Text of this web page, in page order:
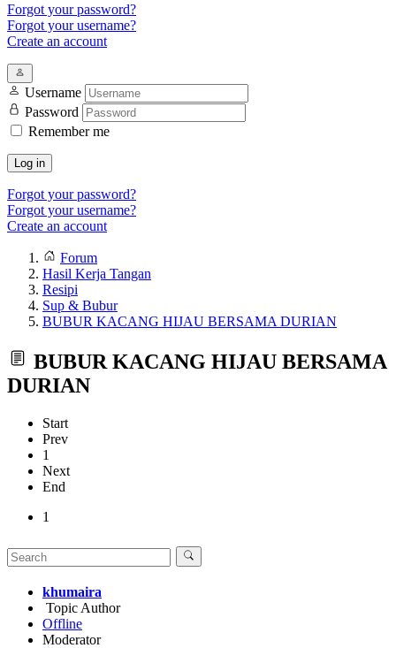
Forgot your password?
Forgot your username?
Create an account
Username
Password
Remember me
Log in
Forgot your password?
Forgot your username?
Create an account
Forum
Hasil Kerja Tangan
Resipi
Sup & Bubur
BUBUR KACANG HIJAU BERSAMA DURIAN
BUBUR KACANG HIJAU BERSAMA
DURIAN
Start
Prev
1
Next
End
1
khumaira
Topic Author
Offline
Moderator